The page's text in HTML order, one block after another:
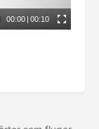
00:00 | 00:10